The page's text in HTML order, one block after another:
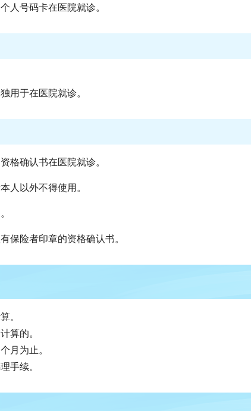
人号码卡在医院就诊。
用于在医院就诊。
格确认书在医院就诊。
人以外不得使用。
保险者印章的资格确认书。
。
算的。
月为止。
手续。